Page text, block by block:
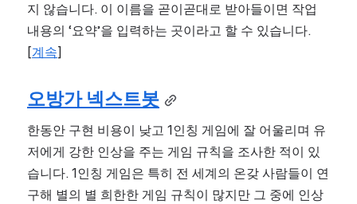
지 않습니다. 이 이름을 곧이곧대로 받아들이면 작업
내용의 ‘요약’을 입력하는 곳이라고 할 수 있습니다.
[계속]
오방가 넥스트봇
한동안 구현 비용이 낮고 1인칭 게임에 잘 어울리며 유
저에게 강한 인상을 주는 게임 규칙을 조사한 적이 있
습니다. 1인칭 게임은 특히 전 세계의 온갖 사람들이 연
구해 별의 별 희한한 게임 규칙이 많지만 그 중에 인상